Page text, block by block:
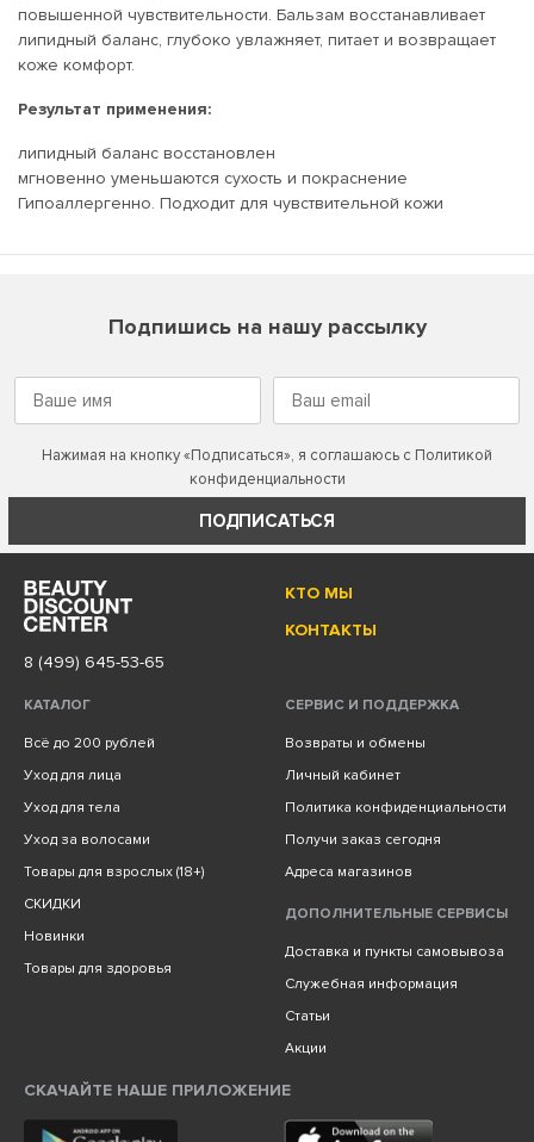
повышенной чувствительности. Бальзам восстанавливает
липидный баланс, глубоко увлажняет, питает и возвращает
коже комфорт.
Результат применения:
липидный баланс восстановлен
мгновенно уменьшаются сухость и покраснение
Гипоаллергенно. Подходит для чувствительной кожи
Подпишись на нашу рассылку
Нажимая на кнопку «Подписаться», я соглашаюсь с Политикой
конфиденциальности
ПОДПИСАТЬСЯ
КТО МЫ
КОНТАКТЫ
8 (499) 645-53-65
КАТАЛОГ
Всё до 200 рублей
Уход для лица
Уход для тела
Уход за волосами
Товары для взрослых (18+)
СКИДКИ
Новинки
Товары для здоровья
СЕРВИС И ПОДДЕРЖКА
Возвраты и обмены
Личный кабинет
Политика конфиденциальности
Получи заказ сегодня
Адреса магазинов
ДОПОЛНИТЕЛЬНЫЕ СЕРВИСЫ
Доставка и пункты самовывоза
Служебная информация
Статьи
Акции
СКАЧАЙТЕ НАШЕ ПРИЛОЖЕНИЕ